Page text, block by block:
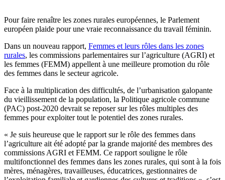
Pour faire renaître les zones rurales européennes, le Parlement
européen plaide pour une vraie reconnaissance du travail féminin.
Dans un nouveau rapport, Femmes et leurs rôles dans les zones
rurales, les commissions parlementaires sur l’agriculture (AGRI) et
les femmes (FEMM) appellent à une meilleure promotion du rôle
des femmes dans le secteur agricole.
Face à la multiplication des difficultés, de l’urbanisation galopante
du vieillissement de la population, la Politique agricole commune
(PAC) post-2020 devrait se reposer sur les rôles multiples des
femmes pour exploiter tout le potentiel des zones rurales.
« Je suis heureuse que le rapport sur le rôle des femmes dans
l’agriculture ait été adopté par la grande majorité des membres des
commissions AGRI et FEMM. Ce rapport souligne le rôle
multifonctionnel des femmes dans les zones rurales, qui sont à la fois
mères, ménagères, travailleuses, éducatrices, gestionnaires de